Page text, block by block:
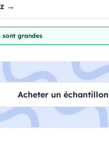
→
sont grandes
Acheter un échantillon